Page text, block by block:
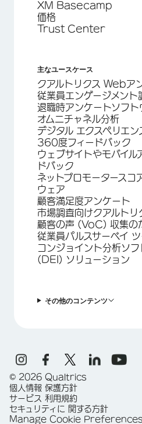
XM Basecamp
価格
Trust Center
主なユースケース
クアルトリクス Webア
従業員エンゲージメント
退職時アンケートソフト
オムニチャネル分析
デジタル エクスペリエン
360度フィードバック
ウェブサイトやモバイル
ドバック
ネットプロモータース
ウェア
顧客満足度アンケート
市場調査向けクアルトリ
顧客の声 (VoC) 収集の
従業員パルスサーベイ ツ
コンジョイント分析ソ
(DEI) ソリューション
その他のコンテンツ
© 2026 Qualtrics
個人情報 保護方針
サービス 利用規約
セキュリティに 関する方針
Manage Cookie Preferences